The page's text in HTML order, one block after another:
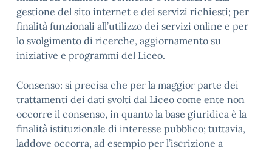
gestione del sito internet e dei servizi richiesti; per
finalità funzionali all’utilizzo dei servizi online e per
lo svolgimento di ricerche, aggiornamento su
iniziative e programmi del Liceo.
Consenso: si precisa che per la maggior parte dei
trattamenti dei dati svolti dal Liceo come ente non
occorre il consenso, in quanto la base giuridica è la
finalità istituzionale di interesse pubblico; tuttavia,
laddove occorra, ad esempio per l’iscrizione a